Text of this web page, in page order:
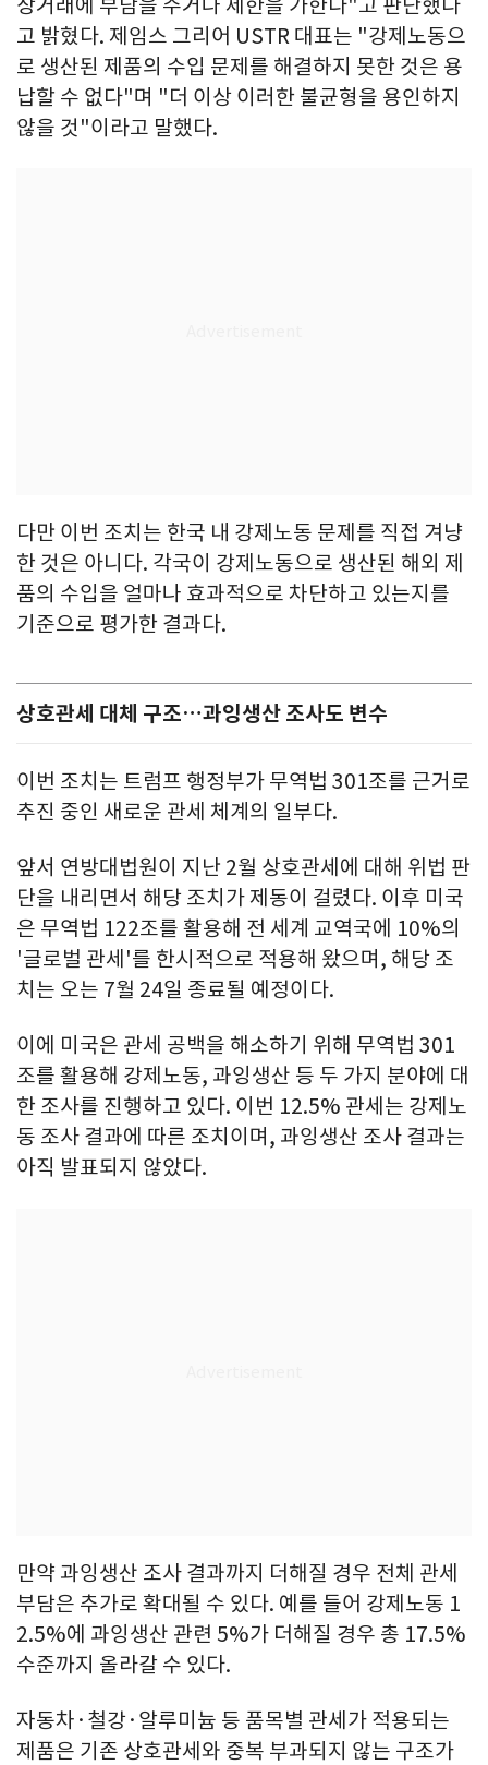
상거래에 부담을 주거나 제한을 가한다"고 판단했다
고 밝혔다. 제임스 그리어 USTR 대표는 "강제노동으
로 생산된 제품의 수입 문제를 해결하지 못한 것은 용
납할 수 없다"며 "더 이상 이러한 불균형을 용인하지
않을 것"이라고 말했다.
다만 이번 조치는 한국 내 강제노동 문제를 직접 겨냥
한 것은 아니다. 각국이 강제노동으로 생산된 해외 제
품의 수입을 얼마나 효과적으로 차단하고 있는지를
기준으로 평가한 결과다.
상호관세 대체 구조…과잉생산 조사도 변수
이번 조치는 트럼프 행정부가 무역법 301조를 근거로
추진 중인 새로운 관세 체계의 일부다.
앞서 연방대법원이 지난 2월 상호관세에 대해 위법 판
단을 내리면서 해당 조치가 제동이 걸렸다. 이후 미국
은 무역법 122조를 활용해 전 세계 교역국에 10%의
'글로벌 관세'를 한시적으로 적용해 왔으며, 해당 조
치는 오는 7월 24일 종료될 예정이다.
이에 미국은 관세 공백을 해소하기 위해 무역법 301
조를 활용해 강제노동, 과잉생산 등 두 가지 분야에 대
한 조사를 진행하고 있다. 이번 12.5% 관세는 강제노
동 조사 결과에 따른 조치이며, 과잉생산 조사 결과는
아직 발표되지 않았다.
만약 과잉생산 조사 결과까지 더해질 경우 전체 관세
부담은 추가로 확대될 수 있다. 예를 들어 강제노동 1
2.5%에 과잉생산 관련 5%가 더해질 경우 총 17.5%
수준까지 올라갈 수 있다.
자동차·철강·알루미늄 등 품목별 관세가 적용되는
제품은 기존 상호관세와 중복 부과되지 않는 구조가